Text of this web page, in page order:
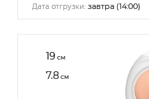
Дата отгрузки: завтра (14:00)
19 см
7.8см